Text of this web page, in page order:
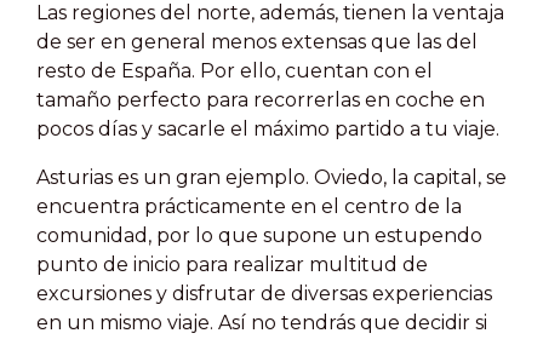
Las regiones del norte, además, tienen la ventaja
de ser en general menos extensas que las del
resto de España. Por ello, cuentan con el
tamaño perfecto para recorrerlas en coche en
pocos días y sacarle el máximo partido a tu viaje.
Asturias es un gran ejemplo. Oviedo, la capital, se
encuentra prácticamente en el centro de la
comunidad, por lo que supone un estupendo
punto de inicio para realizar multitud de
excursiones y disfrutar de diversas experiencias
en un mismo viaje. Así no tendrás que decidir si